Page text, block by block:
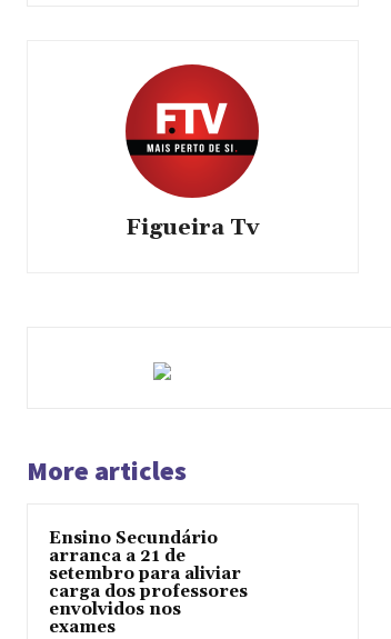
Figueira Tv
More articles
Ensino Secundário
arranca a 21 de
setembro para aliviar
carga dos professores
envolvidos nos
exames